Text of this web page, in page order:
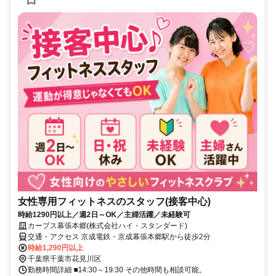
女性専用フィットネスのスタッフ(接客中心)
時給1290円以上／週2日～OK／主婦活躍／未経験可
カーブス幕張本郷(株式会社ハイ・スタンダード)
交通・アクセス 京成電鉄・京成幕張本郷駅から徒歩2分
時給1,290円以上
千葉県千葉市花見川区
勤務時間詳細 ■14:30～19:30 その他時間も相談可能。